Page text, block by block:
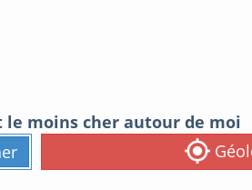
moins cher autour de moi